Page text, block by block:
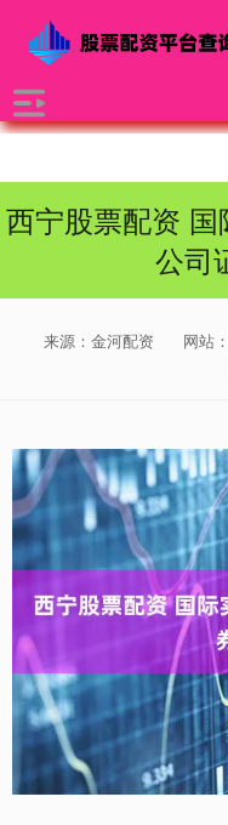
西宁股票配资
公司
来源：金河配资 网站